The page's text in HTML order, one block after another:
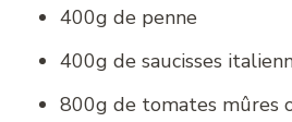
400g de penne
400g de saucisses
800g de tomates mûres